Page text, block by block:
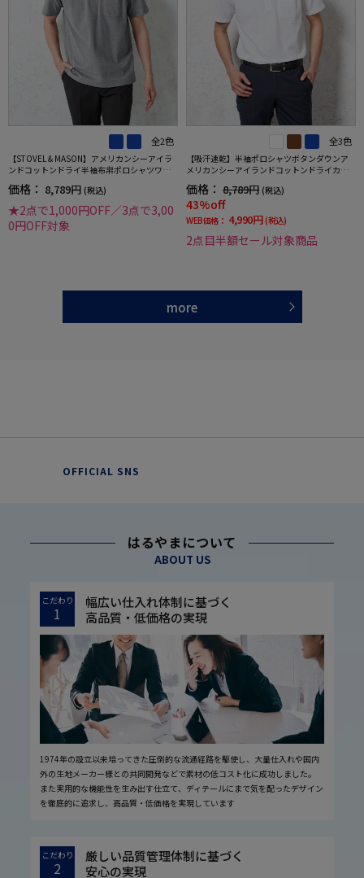
全2色
【STOVEL＆MASON】アメリカンシーアイラ
ンドコットンドライ半袖布帛ポロシャツワイ
ドカラーカジュアルインナーストーベルアン
ドメイソン吸汗速乾春夏
価格： 8,789円 (税込)
★2点で1,000円OFF／3点で3,00
0円OFF対象
全3色
【吸汗速乾】半袖ポロシャツボタンダウンア
メリカンシーアイランドコットンドライカジ
ュアルインナー無地春夏
価格： 8,789円 (税込)
43%off
WEB価格： 4,990円 (税込)
2点目半額セール対象商品
more
OFFICIAL SNS
はるやまについて
ABOUT US
こだわり
1
幅広い仕入れ体制に基づく
高品質・低価格の実現
1974年の設立以来培ってきた圧倒的な流通経路を駆使し、大量仕入れや国内
外の生地メーカー様との共同開発などで素材の低コスト化に成功しました。
また実用的な機能性を生み出す仕立て、ディテールにまで気を配ったデザイン
を徹底的に追求し、高品質・低価格を実現しています
こだわり
2
厳しい品質管理体制に基づく
安心の実現